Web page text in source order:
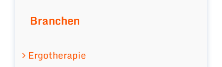
Branchen
Ergotherapie